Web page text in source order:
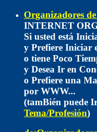
Organizadores
INTERNET
Si usted está
y Prefiere Iniciar
o tiene Poco
y Desea Ir en
o Prefiere una
por WWW...
(tamBién puede
Tema/Profesión)